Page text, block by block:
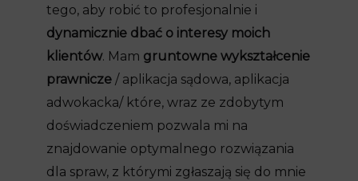
tego, aby robić to profesjonalnie i
dynamicznie dbać o interesy moich
klientów. Mam gruntowne wykształcenie
prawnicze / aplikacja sądowa, aplikacja
adwokacka/ które, wraz ze zdobytym
doświadczeniem pozwala mi na
znajdowanie optymalnego rozwiązania
dla spraw, z którymi zgłaszają się do mnie